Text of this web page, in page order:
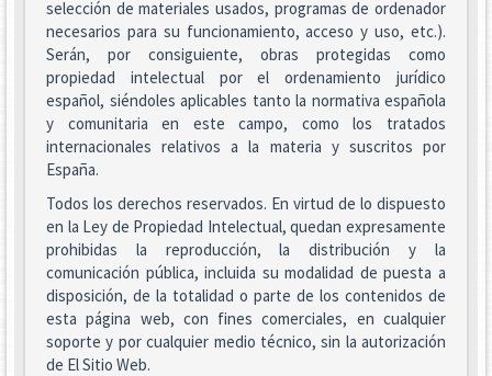
selección de materiales usados, programas de ordenador
necesarios para su funcionamiento, acceso y uso, etc.).
Serán, por consiguiente, obras protegidas como
propiedad intelectual por el ordenamiento jurídico
español, siéndoles aplicables tanto la normativa española
y comunitaria en este campo, como los tratados
internacionales relativos a la materia y suscritos por
España.
Todos los derechos reservados. En virtud de lo dispuesto
en la Ley de Propiedad Intelectual, quedan expresamente
prohibidas la reproducción, la distribución y la
comunicación pública, incluida su modalidad de puesta a
disposición, de la totalidad o parte de los contenidos de
esta página web, con fines comerciales, en cualquier
soporte y por cualquier medio técnico, sin la autorización
de El Sitio Web.